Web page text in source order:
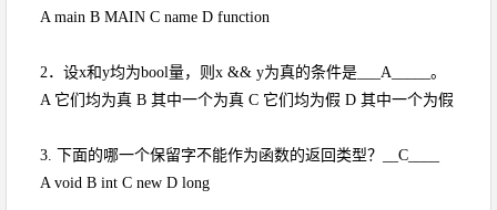
A main B MAIN C name D function
2．设x和y均为bool量，则x && y为真的条件是___A_____。
A 它们均为真 B 其中一个为真 C 它们均为假 D 其中一个为假
3. 下面的哪一个保留字不能作为函数的返回类型？__C____
A void B int C new D long